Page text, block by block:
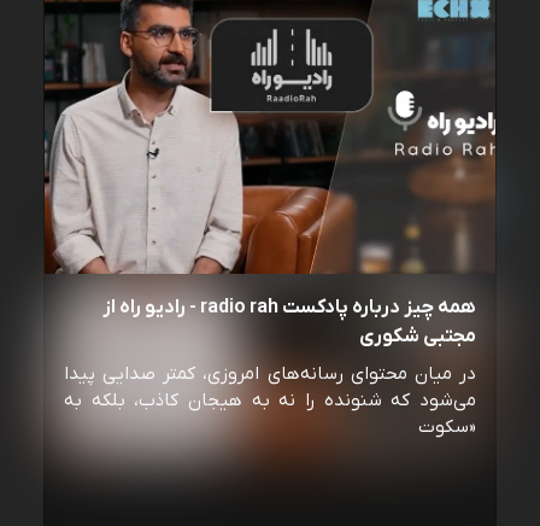
همه چیز درباره پادکست radio rah - رادیو راه از
مجتبی شکوری
در میان محتوای رسانه‌های امروزی، کمتر صدایی پیدا
می‌شود که شنونده را نه به هیجان کاذب، بلکه به
«سکوت